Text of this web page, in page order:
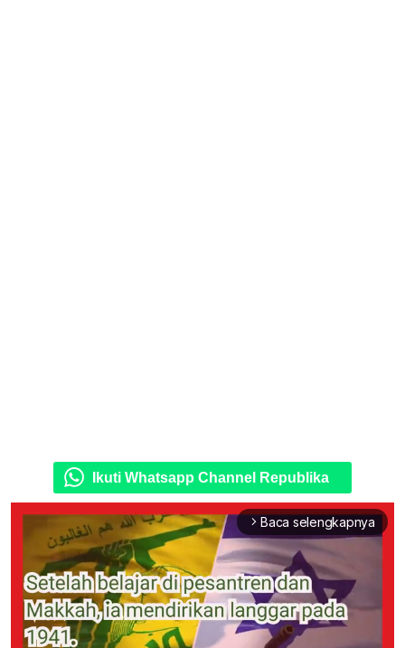
Ikuti Whatsapp Channel Republika
arrow_forward_ios Baca selengkapnya